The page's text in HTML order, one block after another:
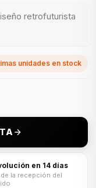
retrofuturista
unidades en stock
en 14 días
la recepción del